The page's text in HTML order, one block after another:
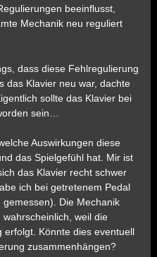
beeinflusst,
Mechanik neu reguliert
dass diese Fehlregulierung
das Klavier neu war, dachte
sollte das Klavier bei
sein…
Auswirkungen diese
das Spielgefühl hat. Mir ist
das Klavier recht schwer
ich bei getretenem Pedal
Die Mechanik
wahrscheinlich, weil die
erfolgt. Könnte dies eventuell
zusammenhängen?